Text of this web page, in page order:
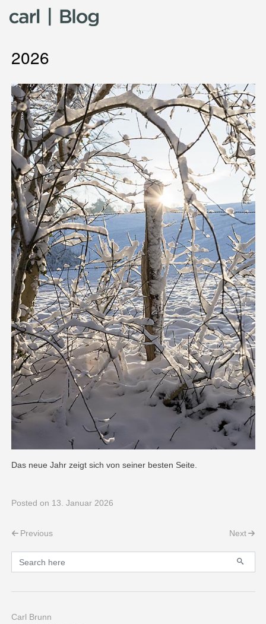
Skip to content
2026
Das neue Jahr zeigt sich von seiner besten Seite.
Posted on 13. Januar 2026
Post navigation
Previous Next
Primary
Search for:
Carl Brunn